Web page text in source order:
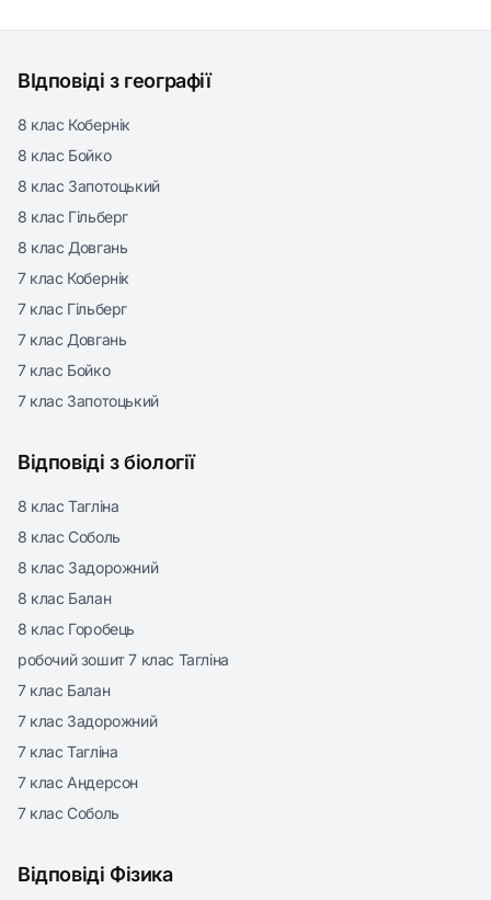
ВІдповіді з географії
8 клас Кобернік
8 клас Бойко
8 клас Запотоцький
8 клас Гільберг
8 клас Довгань
7 клас Кобернік
7 клас Гільберг
7 клас Довгань
7 клас Бойко
7 клас Запотоцький
Відповіді з біології
8 клас Тагліна
8 клас Соболь
8 клас Задорожний
8 клас Балан
8 клас Горобець
робочий зошит 7 клас Тагліна
7 клас Балан
7 клас Задорожний
7 клас Тагліна
7 клас Андерсон
7 клас Соболь
Відповіді Фізика